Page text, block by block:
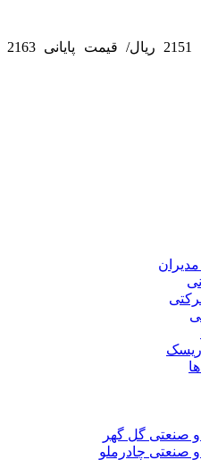
نماد «ومعادن» / آخرین معامله 2151 ریال/ قیمت پایانی 2163
ریسک
صنعتی گل گهر
صنعتی چادرملو